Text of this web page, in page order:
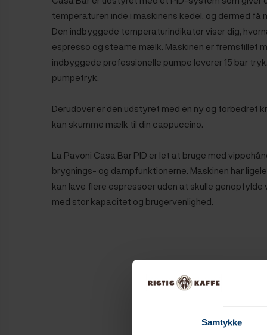
Samtykke
temperaturen inde i maskinens kedel, og dermed få
Den indbyggede temperaturindikator viser dig,
espresso og steame mælk. Maskinen er fremstillet
indbyggede professionelle pumpe leverer 15 bar
pumpetryk.
Derudover er den udstyret med en ny og forbedret
kan skumme mælk til din cappuccino.
La Pavoni Casa Bar PID er let at bruge med
brygnings- og dampfunktionerne. Maskinen har
kan lave flere espressoer uden at skulle genopfylde
med stor kapacitet og brugervenlighed.